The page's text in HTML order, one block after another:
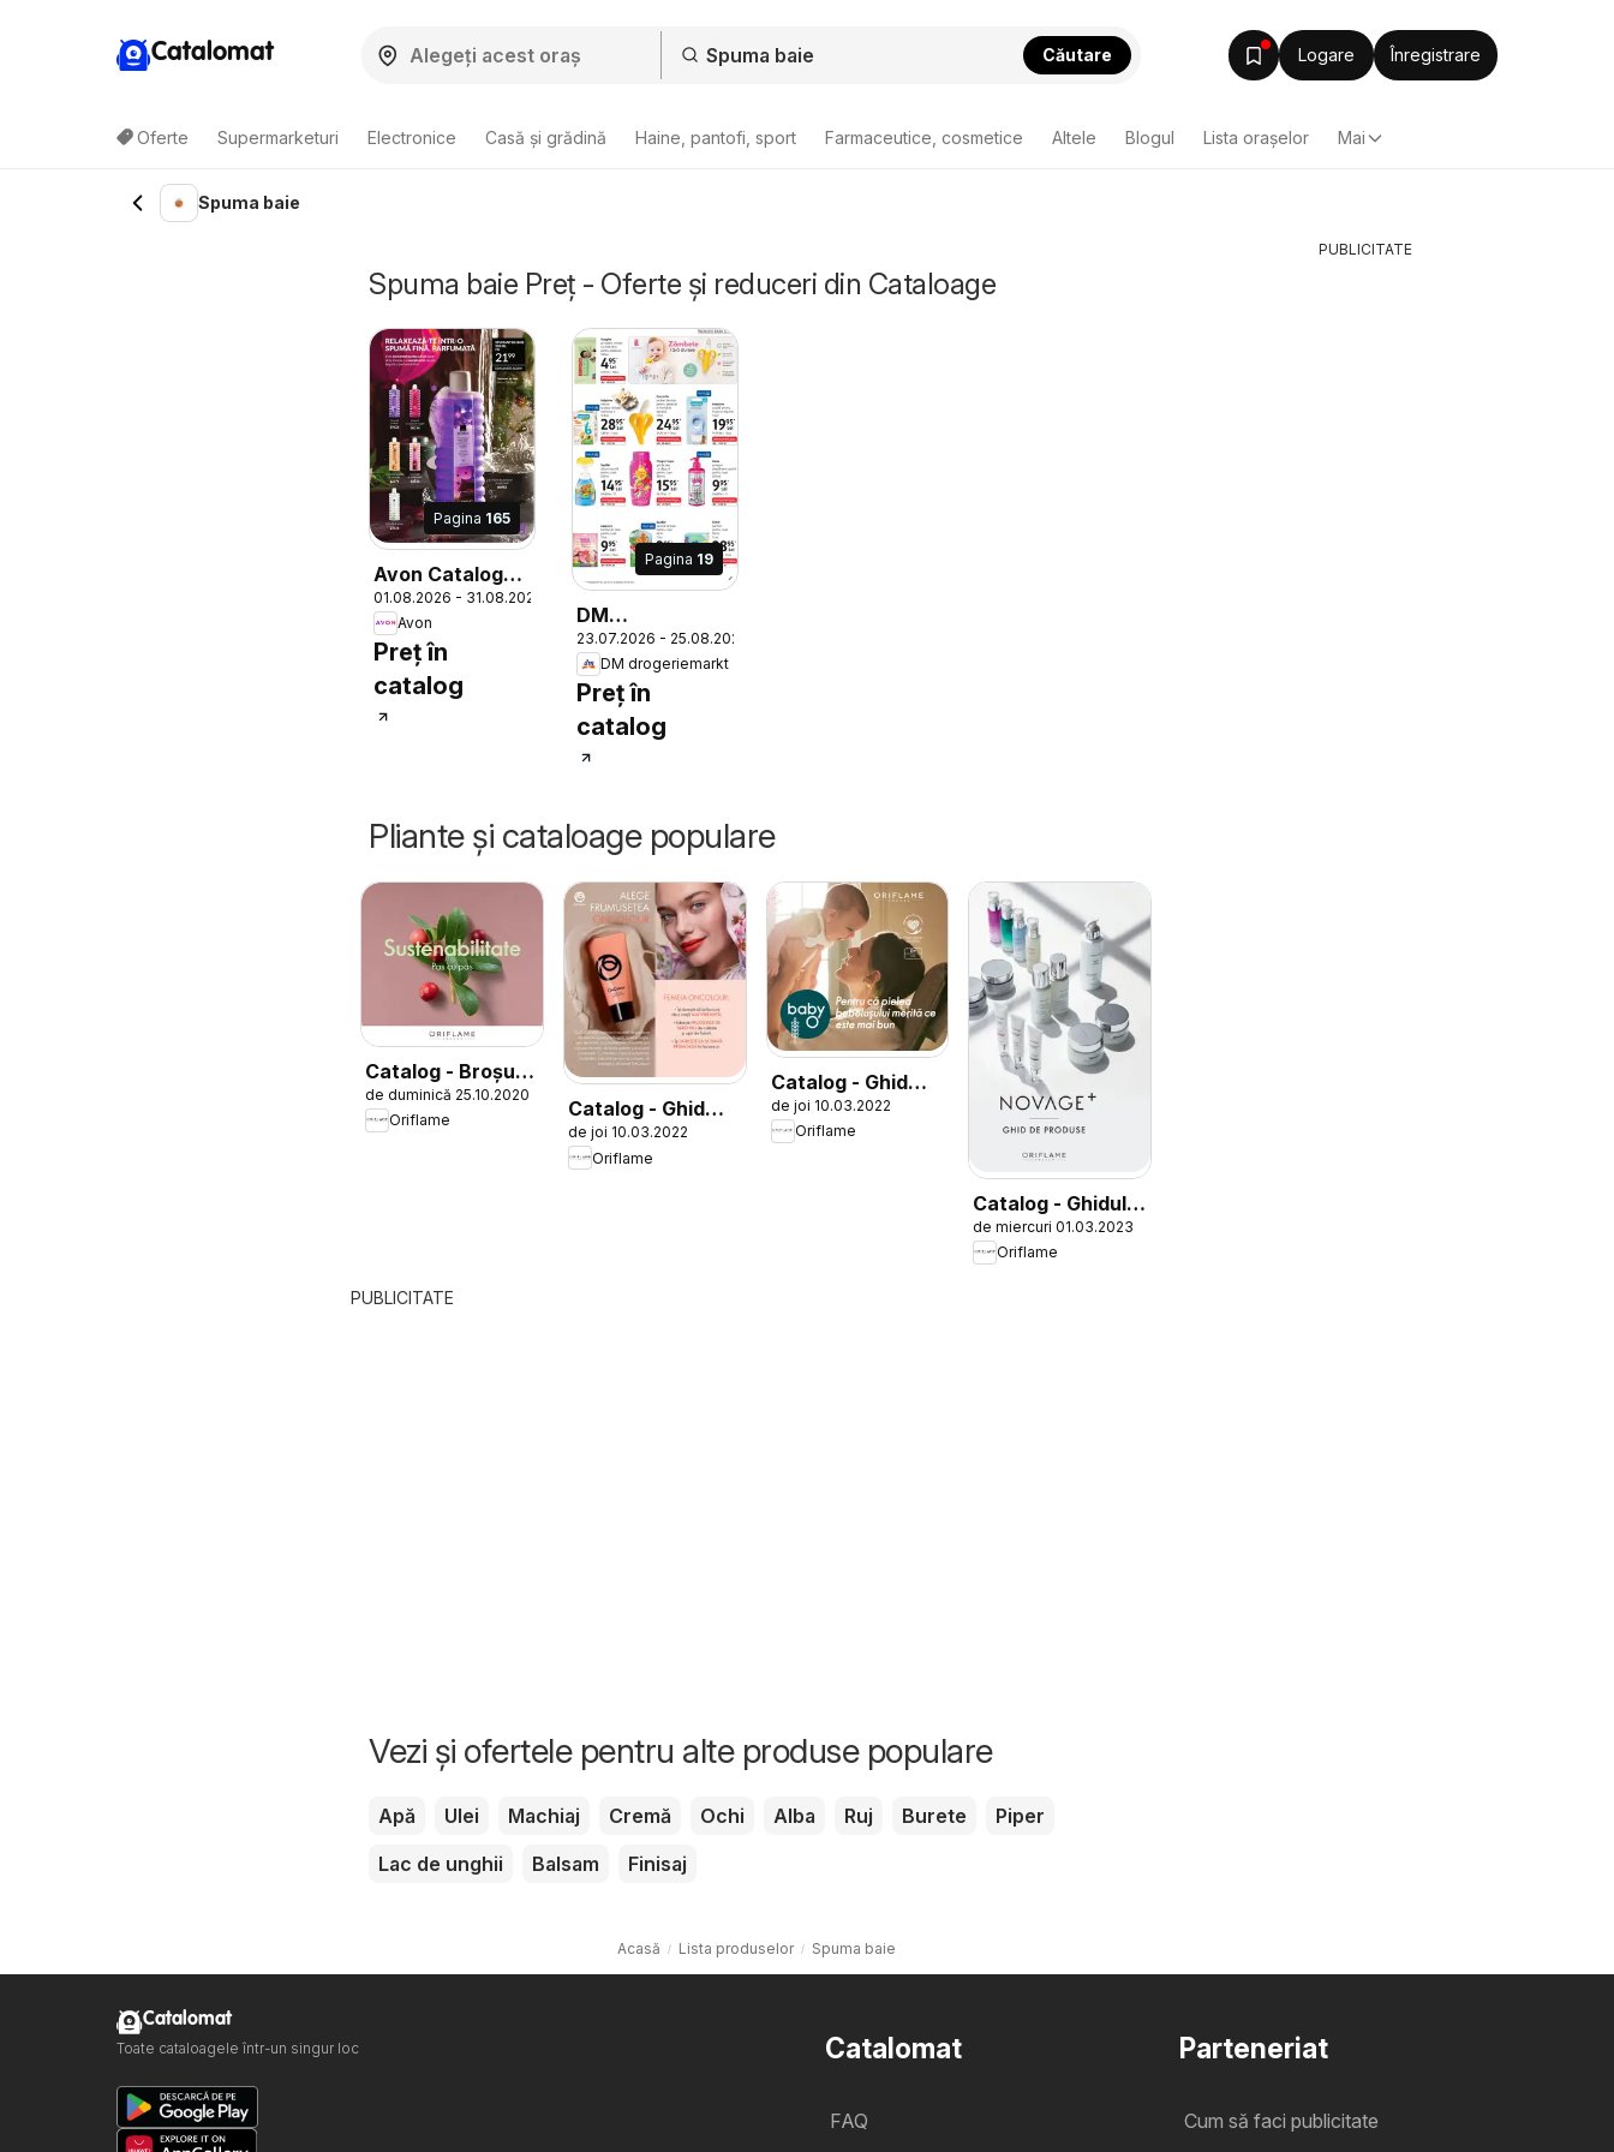
Catalomat Căutare Logare Înregistrare
Oferte Supermarketuri Electronice Casă și grădină Haine, pantofi, sport Farmaceutice, cosmetice Altele Blogul Lista oraşelor Mai
Spuma baie
Spuma baie Preț - Oferte și reduceri din Cataloage
Pagina 165
Avon Catalog
08 2026
01.08.2026 - 31.08.2026
Avon
Preț în
catalog
Pagina 19
DM
drogeriemarkt
Catalog
23.07.2026 - 25.08.2026
DM drogeriemarkt
Preț în
catalog
Pliante și cataloage populare
Catalog - Broșură
Sustenabilitate
de duminică 25.10.2020
Oriflame
Catalog - Ghid
Oncolour
de joi 10.03.2022
Oriflame
Catalog - Ghid
Baby O
de joi 10.03.2022
Oriflame
Catalog - Ghidul
NOVAGE+
de miercuri 01.03.2023
Oriflame
PUBLICITATE
Vezi și ofertele pentru alte produse populare
Apă Ulei Machiaj Cremă Ochi Alba Ruj Burete
Piper
Lac de unghii
Balsam Finisaj
Acasă Lista produselor Spuma baie
PUBLICITATE
Catalomat
FAQ
Parteneriat
Cum să faci publicitate
Catalomat
Toate cataloagele într-un singur loc